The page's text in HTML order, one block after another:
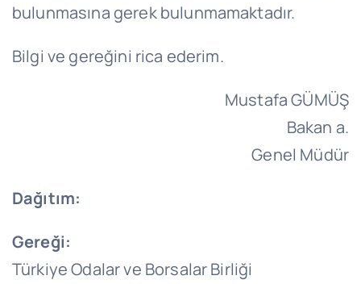
bulunmasına gerek bulunmamaktadır.
Bilgi ve gereğini rica ederim.
Mustafa GÜMÜŞ
Bakan a.
Genel Müdür
Dağıtım:
Gereği:
Türkiye Odalar ve Borsalar Birliği